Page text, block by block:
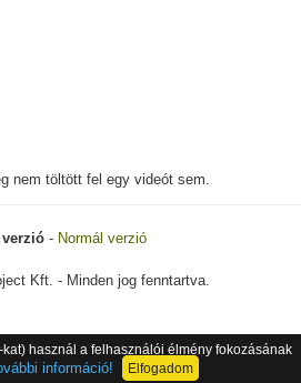
nem töltött fel egy videót sem.
- Normál verzió
Kft. - Minden jog fenntartva.
használ a felhasználói élmény fokozásának
információ! Elfogadom